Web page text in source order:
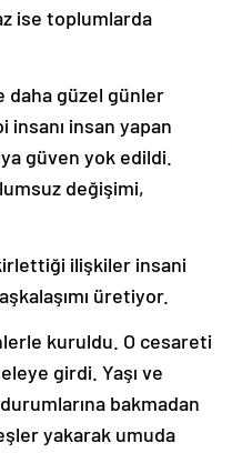
ise toplumlarda
daha güzel günler
insan yapan
güven yok edildi.
değişimi,
ilişkiler insani
üretiyor.
kuruldu. O cesareti
girdi. Yaşı ve
bakmadan
yakarak umuda